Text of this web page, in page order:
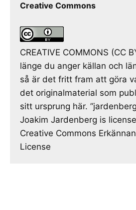
Creative Commons
CREATIVE COMMONS (CC
länge du anger källan och
så är det fritt fram att göra
det originalmaterial som
sitt ursprung här.
Joakim Jardenberg is
Creative Commons
License